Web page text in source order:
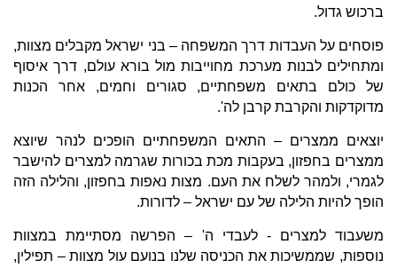
ברכוש גדול.
פוסחים על העבדות דרך המשפחה – בני ישראל מקבלים מצוות,
ומתחילים לבנות מערכת מחוייבות מול בורא עולם, דרך איסוף
של כולם בתאים משפחתיים, סגורים וחמים, אחר הכנות
מדוקדקות והקרבת קרבן לה'.
יוצאים ממצרים – התאים המשפחתיים הופכים לנהר שיוצא
ממצרים בחפזון, בעקבות מכת בכורות שגרמה למצרים להישבר
לגמרי, ולמהר לשלח את העם. מצות נאפות בחפזון, והלילה הזה
הופך להיות הלילה של עם ישראל – לדורות.
משעבוד למצרים - לעבדי ה' – הפרשה מסתיימת במצוות
נוספות, שממשיכות את הכניסה שלנו בנועם עול מצוות – תפילין,